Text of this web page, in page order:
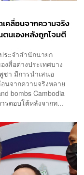
คลื่อนจากความจริง
นเองหลังถูกโจมตี
ระจำสำนักนายก
สื่อต่างประเทศบาง
ชา มีการนำเสนอ
จากความจริงหลาย
bombs Cambodia
รตอบโต้หลังจากท...